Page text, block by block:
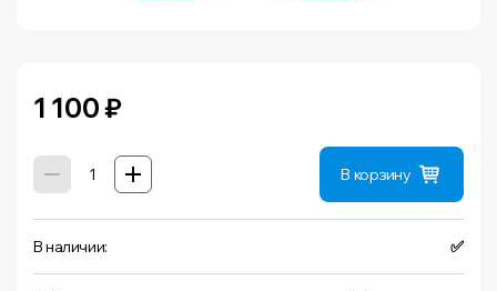
1 100₽
В корзину
В наличии: ✅